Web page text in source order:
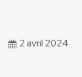
2 avril 2024